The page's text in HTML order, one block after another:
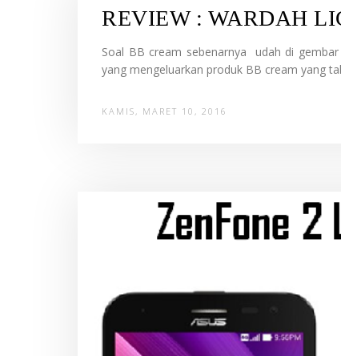
REVIEW : WARDAH
Soal BB cream sebenarnya udah di
yang mengeluarkan produk BB cream yang
KAMIS, MARET 10, 2016